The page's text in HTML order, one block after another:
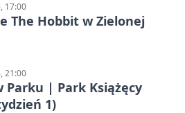
17:00
The Hobbit w Zielonej
21:00
Parku | Park Książęcy
1)